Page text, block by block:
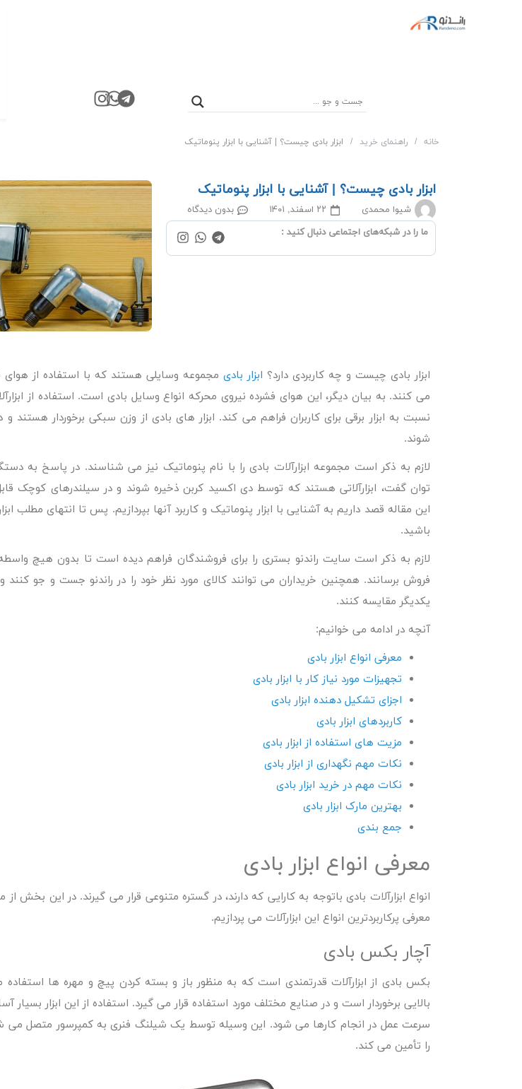
خانه / راهنمای خرید / ابزار بادی چیست؟ | آشنایی با ابزار پنوماتیک
ابزار بادی چیست؟ | آشنایی با ابزار پنوماتیک
شیوا محمدی ۲۲ اسفند, ۱۴۰۱
بدون دیدگاه
ما را در شبکه‌‌های اجتماعی دنبال کنید :
ابزار بادی چیست و چه کاربردی دارد؟ ابزار بادی مجموعه وسایلی هستند که با استفاده از هوای
می کنند. به بیان دیگر، این هوای فشرده نیروی محرکه انواع وسایل بادی است. استفاده از
نسبت به ابزار برقی برای کاربران فراهم می کند. ابزار های بادی از وزن سبکی برخوردار هستند
شوند.
لازم به ذکر است مجموعه ابزارآلات بادی را با نام پنوماتیک نیز می شناسند. در پاسخ به
توان گفت، ابزارآلاتی هستند که توسط دی اکسید کربن ذخیره شوند و در سیلندرهای کوچک
این مقاله قصد داریم به آشنایی با ابزار پنوماتیک و کاربرد آنها بپردازیم. پس تا انتهای مطلب
باشید.
لازم به ذکر است سایت راندنو بستری را برای فروشندگان فراهم دیده است تا بدون هیچ
فروش برسانند. همچنین خریداران می توانند کالای مورد نظر خود را در راندنو جست و جو کنند
یکدیگر مقایسه کنند.
آنچه در ادامه می خوانیم:
معرفی انواع ابزار بادی
تجهیزات مورد نیاز کار با ابزار بادی
اجزای تشکیل دهنده ابزار بادی
کاربردهای ابزار بادی
مزیت های استفاده از ابزار بادی
نکات مهم نگهداری از ابزار بادی
نکات مهم در خرید ابزار بادی
بهترین مارک ابزار بادی
جمع بندی
معرفی انواع ابزار بادی
انواع ابزارآلات بادی باتوجه به کارایی که دارند، در گستره متنوعی قرار می گیرند. در این بخش
معرفی پرکاربردترین انواع این ابزارآلات می پردازیم.
آچار بکس بادی
بکس بادی از ابزارآلات قدرتمندی است که به منظور باز و بسته کردن پیچ و مهره ها استفاده
بالایی برخوردار است و در صنایع مختلف مورد استفاده قرار می گیرد. استفاده از این ابزار
سرعت عمل در انجام کارها می شود. این وسیله توسط یک شیلنگ فنری به کمپرسور متصل می
را تأمین می کند.